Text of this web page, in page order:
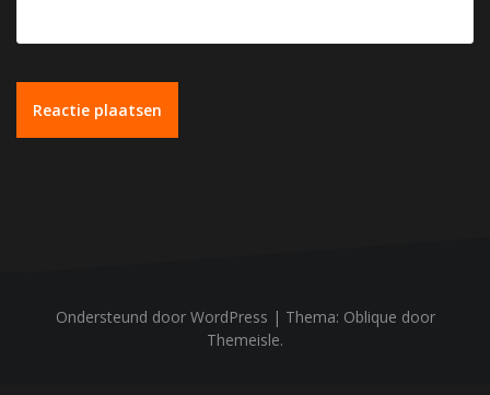
Ondersteund door WordPress | Thema: Oblique door
Themeisle.